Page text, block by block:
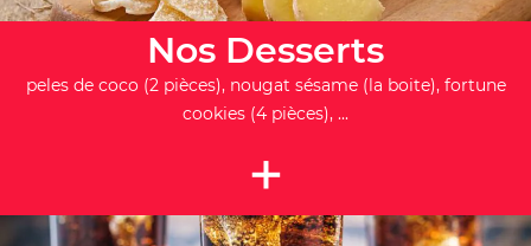
Nos Desserts
peles de coco (2 pièces), nougat sésame (la boite), fortune
cookies (4 pièces), ...
+